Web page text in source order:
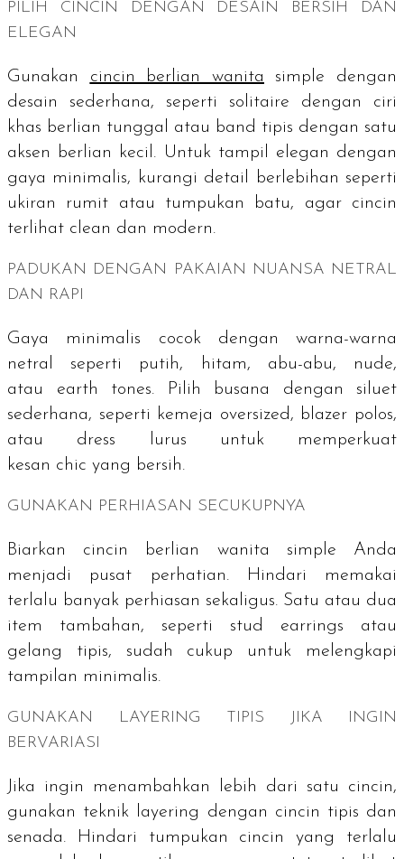
PILIH CINCIN DENGAN DESAIN BERSIH DAN
ELEGAN
Gunakan cincin berlian wanita simple dengan
desain sederhana, seperti solitaire dengan ciri
khas berlian tunggal atau band tipis dengan satu
aksen berlian kecil. Untuk tampil elegan dengan
gaya minimalis, kurangi detail berlebihan seperti
ukiran rumit atau tumpukan batu, agar cincin
terlihat clean dan modern.
PADUKAN DENGAN PAKAIAN NUANSA NETRAL
DAN RAPI
Gaya minimalis cocok dengan warna-warna
netral seperti putih, hitam, abu-abu, nude,
atau earth tones. Pilih busana dengan siluet
sederhana, seperti kemeja oversized, blazer polos,
atau dress
lurus untuk memperkuat
kesan chic yang bersih.
GUNAKAN PERHIASAN SECUKUPNYA
Biarkan cincin berlian wanita simple Anda
menjadi pusat perhatian. Hindari memakai
terlalu banyak perhiasan sekaligus. Satu atau dua
item tambahan, seperti stud earrings atau
gelang tipis, sudah cukup untuk melengkapi
tampilan minimalis.
GUNAKAN LAYERING
TIPIS JIKA INGIN
BERVARIASI
Jika ingin menambahkan lebih dari satu cincin,
gunakan teknik layering dengan cincin tipis dan
senada. Hindari tumpukan cincin yang terlalu